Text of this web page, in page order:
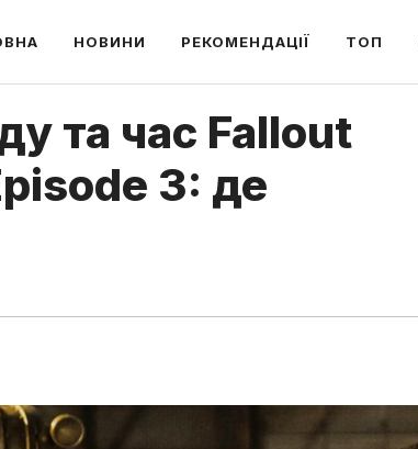
НОВИНИ РЕКОМЕНДАЦІЇ ТОП
та час Fallout
3: де